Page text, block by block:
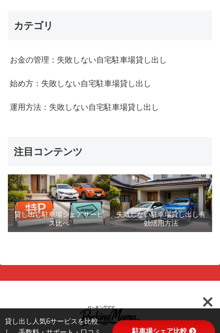
カテゴリ
お金の管理：失敗しない自宅駐車場貸し出し
始め方：失敗しない自宅駐車場貸し出し
運用方法：失敗しない自宅駐車場貸し出し
注目コンテンツ
貸し出し駐車場シェアサービ
ス比べ
失敗しない駐車場貸し出し有
効活用方法
貸し出し人気6サービスを比較
駐車場シェア比較